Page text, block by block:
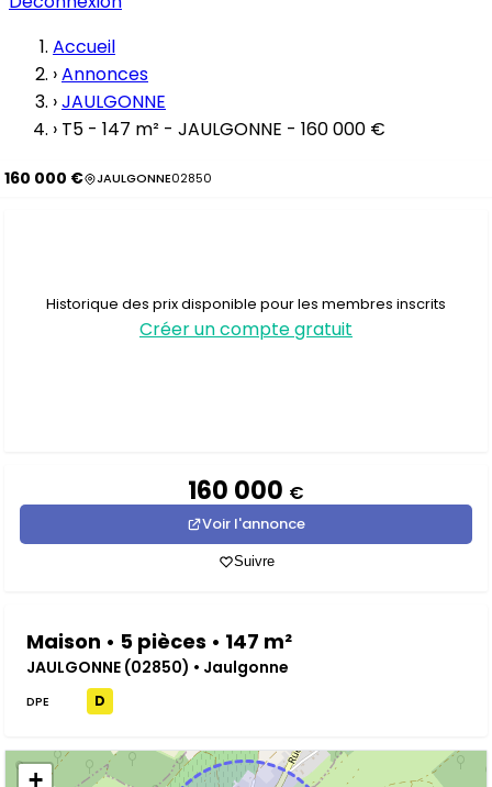
Accueil
›Annonces
›JAULGONNE
› T5 - 147 m² - JAULGONNE - 160 000 €
160 000 € JAULGONNE02850
Historique des prix disponible pour les membres inscrits
Créer un compte gratuit
160 000 €
Voir l'annonce
Suivre
Maison • 5 pièces • 147 m²
JAULGONNE (02850) • Jaulgonne
DPE D
+